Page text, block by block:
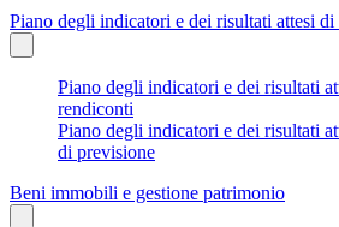
Piano degli indicatori e dei risultati attesi
Piano degli indicatori e dei risultati
rendiconti
Piano degli indicatori e dei risultati
di previsione
Beni immobili e gestione patrimonio